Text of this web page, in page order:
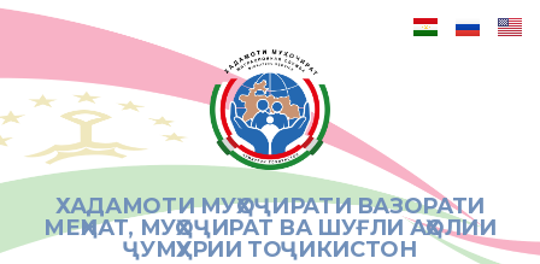
ХАДАМОТИ МУҲОҶИРАТИ ВАЗОРАТИ
МЕҲНАТ, МУҲОҶИРАТ ВА ШУҒЛИ АҲОЛИИ
ҶУМҲУРИИ ТОҶИКИСТОН